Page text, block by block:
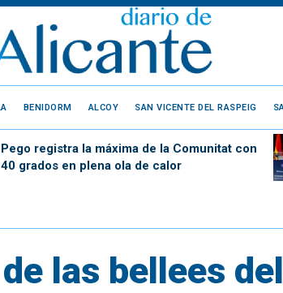
BENIDORM ALCOY SAN VICENTE DEL RASPEIG
Pego registra la máxima de la Comunitat con
40 grados en plena ola de calor
las bellees